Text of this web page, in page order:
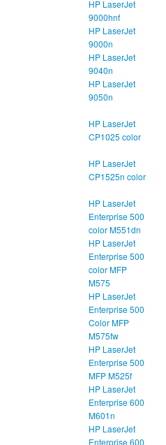
HP LaserJet
9000hnf
HP LaserJet
9000n
HP LaserJet
9040n
HP LaserJet
9050n
HP LaserJet
CP1025 color
HP LaserJet
CP1525n color
HP LaserJet
Enterprise 500
color M551dn
HP LaserJet
Enterprise 500
color MFP
M575
HP LaserJet
Enterprise 500
Color MFP
M575fw
HP LaserJet
Enterprise 500
MFP M525f
HP LaserJet
Enterprise 600
M601n
HP LaserJet
Enterprise 600